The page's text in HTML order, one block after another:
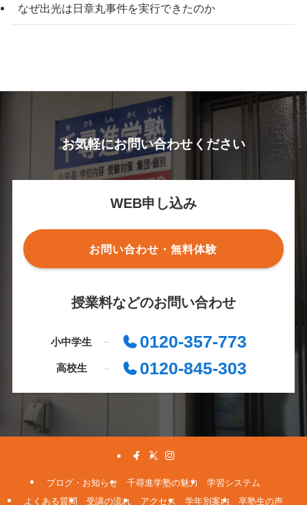
なぜ出光は日章丸事件を実行できたのか
お気軽にお問い合わせください
WEB申し込み
お問い合わせ・無料体験
授業料などのお問い合わせ
小中学生 0120-357-773
高校生 0120-845-303
ブログ・お知らせ 千尋進学塾の魅力
学習システム
よくある質問
受講の流れ アクセス 学年別案内 卒塾生の声